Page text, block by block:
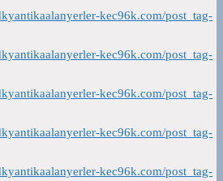
kec96k.com/post_tag-
kec96k.com/post_tag-
kec96k.com/post_tag-
kec96k.com/post_tag-
kec96k.com/post_tag-